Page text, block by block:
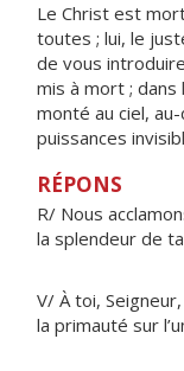
Le Christ est
toutes ; lui, le
de vous
mis à mort ; dans
monté au ciel,
puissances
RÉPONS
R/ Nous
la splendeur de
V/ À toi,
la primauté sur